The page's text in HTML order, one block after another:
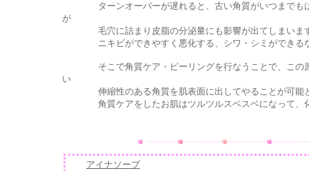
ターンオーバーが遅れると、古い角質がいつまでもは
が
毛穴に詰まり皮脂の分泌量にも影響が出てしまいま
ニキビができやすく悪化する、シワ・シミができるな
そこで角質ケア ・ ピーリングを行なうことで、この
い
伸縮性のある角質を肌表面に出してやることが可能
角質ケアをしたお肌はツルツルスベスベになって、化
アイナソープ